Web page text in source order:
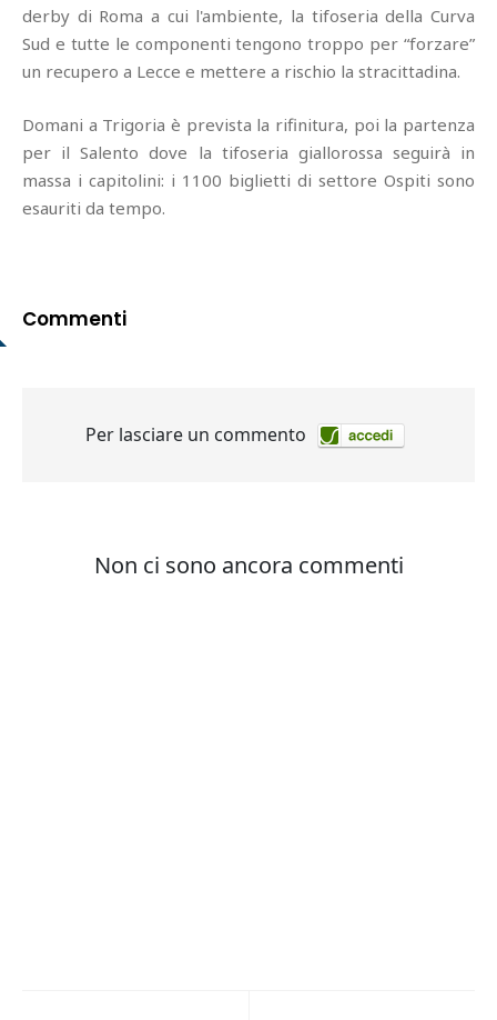
derby di Roma a cui l'ambiente, la tifoseria della Curva
Sud e tutte le componenti tengono troppo per “forzare”
un recupero a Lecce e mettere a rischio la stracittadina.
Domani a Trigoria è prevista la rifinitura, poi la partenza
per il Salento dove la tifoseria giallorossa seguirà in
massa i capitolini: i 1100 biglietti di settore Ospiti sono
esauriti da tempo.
Commenti